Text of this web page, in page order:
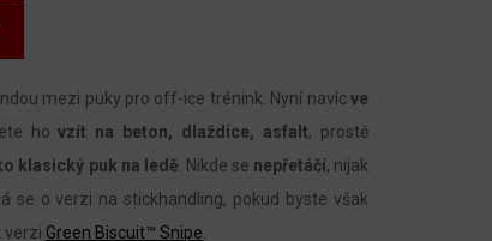
mezi puky pro off-ice trénink. Nyní navícve
ho vzít na beton, dlaždice, asfalt, prostě
klasický puk na ledě . Nikde se nepřetáčí, nijak
se o verzi na stickhandling, pokud byste však
verzi Green Biscuit™ Snipe